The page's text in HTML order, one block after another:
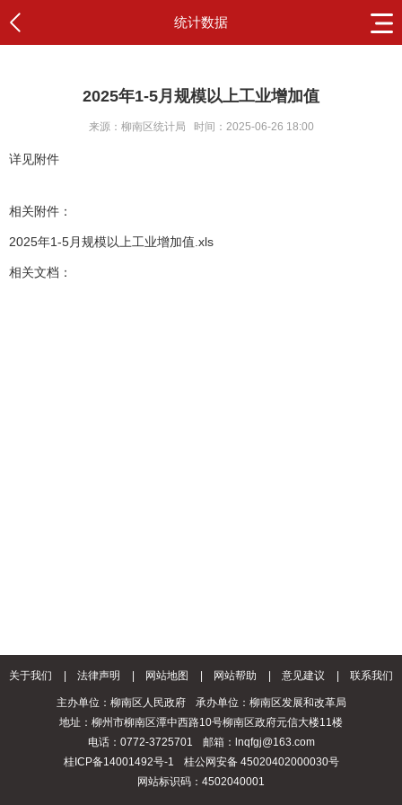
统计数据
2025年1-5月规模以上工业增加值
来源：柳南区统计局 时间：2025-06-26 18:00
详见附件
相关附件：
2025年1-5月规模以上工业增加值.xls
相关文档：
关于我们 法律声明 网站地图 网站帮助 意见建议 联系我们
主办单位：柳南区人民政府
承办单位：柳南区发展和改革局
地址：柳州市柳南区潭中西路10号柳南区政府元信大楼11楼
电话：0772-3725701
邮箱：lnqfgj@163.com
桂ICP备14001492号-1
桂公网安备 45020402000030号
网站标识码：4502040001